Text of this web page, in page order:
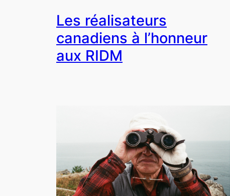
Les réalisateurs
canadiens à l’honneur
aux RIDM